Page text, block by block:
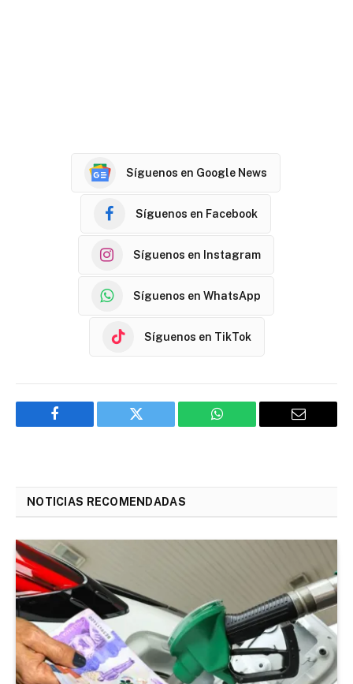
Síguenos en Google News
Síguenos en Facebook
Síguenos en Instagram
Síguenos en WhatsApp
Síguenos en TikTok
Facebook Twitter WhatsApp Email
NOTICIAS RECOMENDADAS